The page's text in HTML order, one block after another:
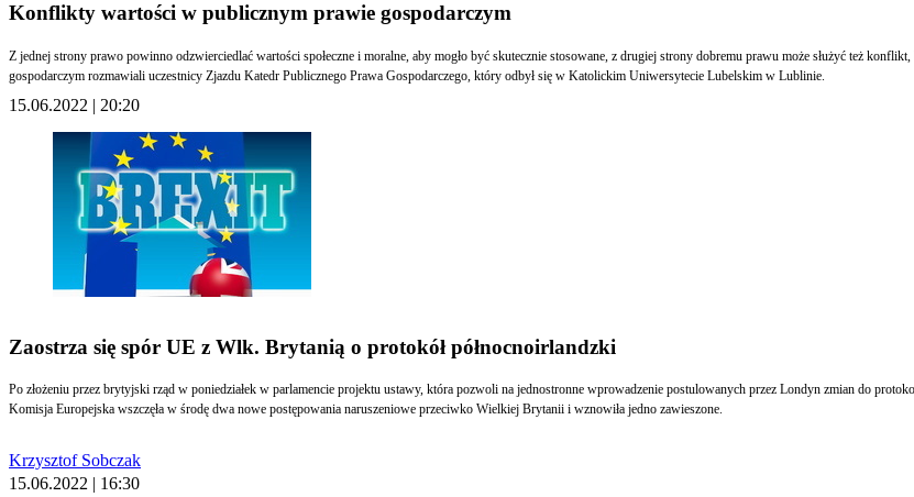
Konflikty wartości w publicznym prawie gospodarczym
Z jednej strony prawo powinno odzwierciedlać wartości społeczne i moralne, aby mogło być skutecznie stosowane, z drugiej strony dobremu prawu może służyć też
gospodarczym rozmawiali uczestnicy Zjazdu Katedr Publicznego Prawa Gospodarczego, który odbył się w Katolickim Uniwersytecie Lubelskim w Lublinie.
15.06.2022 | 20:20
Zaostrza się spór UE z Wlk. Brytanią o protokół północnoirlandzki
Po złożeniu przez brytyjski rząd w poniedziałek w parlamencie projektu ustawy, która pozwoli na jednostronne wprowadzenie postulowanych przez Londyn zmian do
Komisja Europejska wszczęła w środę dwa nowe postępowania naruszeniowe przeciwko Wielkiej Brytanii i wznowiła jedno zawieszone.
Krzysztof Sobczak
15.06.2022 | 16:30